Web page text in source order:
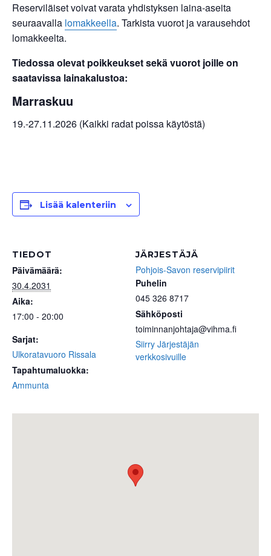
Reserviläiset voivat varata yhdistyksen laina-aseita
seuraavalla lomakkeella. Tarkista vuorot ja varausehdot
lomakkeelta.
Tiedossa olevat poikkeukset sekä vuorot joille on
saatavissa lainakalustoa:
Marraskuu
19.-27.11.2026 (Kaikki radat poissa käytöstä)
Lisää kalenteriin
TIEDOT
Päivämäärä:
30.4.2031
Aika:
17:00 - 20:00
Sarjat:
Ulkoratavuoro Rissala
Tapahtumaluokka:
Ammunta
JÄRJESTÄJÄ
Pohjois-Savon reservipiirit
Puhelin
045 326 8717
Sähköposti
toiminnanjohtaja@vihma.fi
Siirry Järjestäjän
verkkosivuille